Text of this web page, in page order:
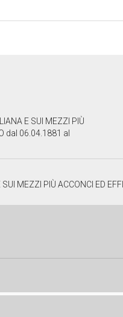
E SUI MEZZI PIÙ
dal 06.04.1881 al
PER ASSICURARNE L'AVVENIRE E